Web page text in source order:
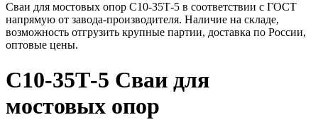
Сваи для мостовых опор С10-35Т-5 в соответствии с ГОСТ
напрямую от завода-производителя. Наличие на складе,
возможность отгрузить крупные партии, доставка по России,
оптовые цены.
С10-35Т-5 Сваи для
мостовых опор